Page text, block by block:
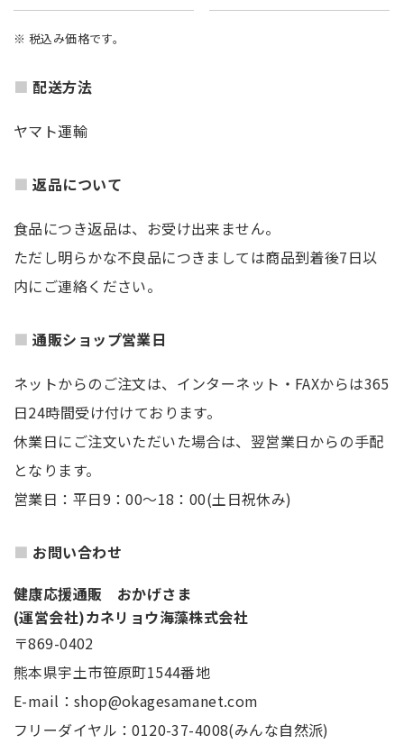
※ 税込み価格です。
配送方法
ヤマト運輸
返品について
食品につき返品は、お受け出来ません。
ただし明らかな不良品につきましては商品到着後7日以
内にご連絡ください。
通販ショップ営業日
ネットからのご注文は、インターネット・FAXからは365
日24時間受け付けております。
休業日にご注文いただいた場合は、翌営業日からの手配
となります。
営業日：平日9：00～18：00(土日祝休み)
お問い合わせ
健康応援通販 おかげさま
(運営会社)カネリョウ海藻株式会社
〒869-0402
熊本県宇土市笹原町1544番地
E-mail：shop@okagesamanet.com
フリーダイヤル：0120-37-4008(みんな自然派)